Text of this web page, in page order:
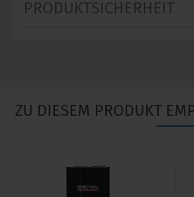
PRODUKTSICHERHEIT
ZU DIESEM PRODUKT